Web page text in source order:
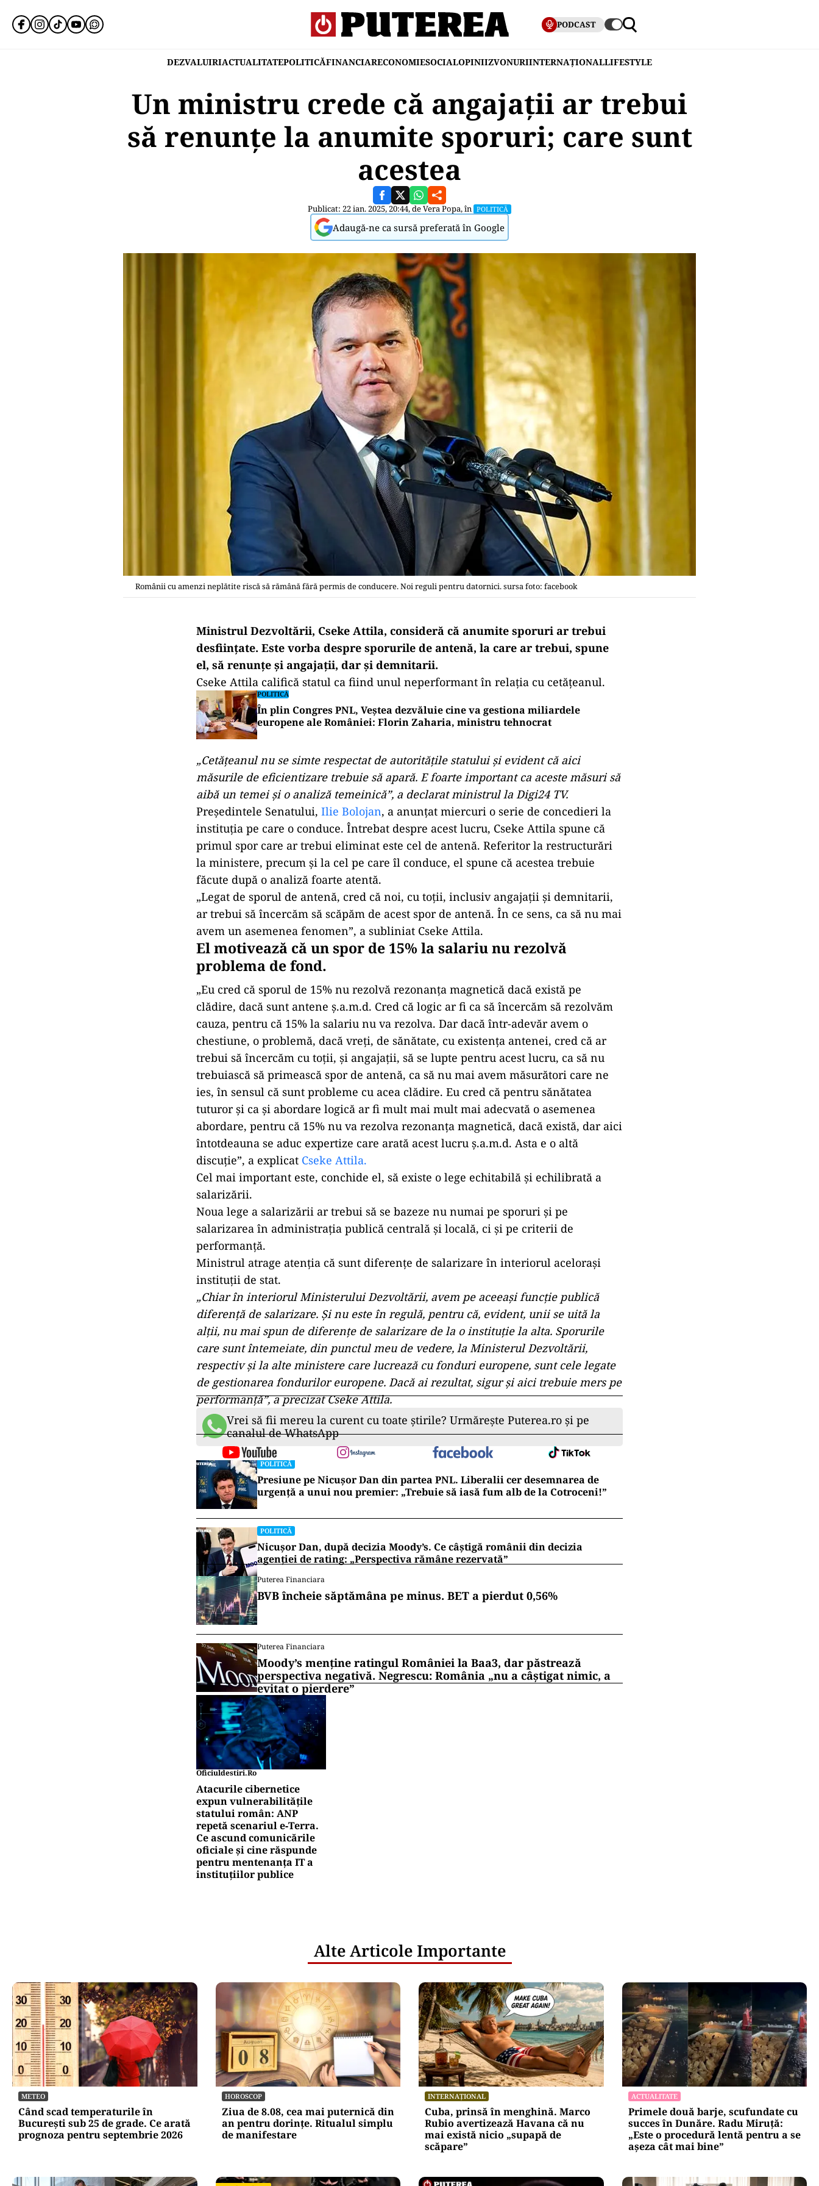
PODCAST
DEZVALUIRIACTUALITATEPOLITICĂFINANCIARECONOMIESOCIALOPINIIZVONURIINTERNAȚIONALLIFESTYLE
Un ministru crede că angajații ar trebui
să renunțe la anumite sporuri; care sunt
acestea
Publicat: 22 ian. 2025, 20:44, deVera Popa, în POLITICĂ
Adaugă-ne ca sursă preferată în Google
Românii cu amenzi neplătite riscă să rămână fără permis de conducere. Noi reguli pentru datornici. sursa foto: facebook
Ministrul Dezvoltării, Cseke Attila, consideră că anumite sporuri ar trebui
desființate. Este vorba despre sporurile de antenă, la care ar trebui, spune
el, să renunțe și angajații, dar și demnitarii.
Cseke Attila califică statul ca fiind unul neperformant în relaţia cu cetăţeanul.
POLITICĂ
În plin Congres PNL, Veștea dezvăluie cine va gestiona miliardele
europene ale României: Florin Zaharia, ministru tehnocrat
„Cetăţeanul nu se simte respectat de autorităţile statului şi evident că aici
măsurile de eficientizare trebuie să apară. E foarte important ca aceste măsuri să
aibă un temei şi o analiză temeinică”, a declarat ministrul la Digi24 TV.
Președintele Senatului, Ilie Bolojan, a anunțat miercuri o serie de concedieri la
instituția pe care o conduce. Întrebat despre acest lucru, Cseke Attila spune că
primul spor care ar trebui eliminat este cel de antenă. Referitor la restructurări
la ministere, precum și la cel pe care îl conduce, el spune că acestea trebuie
făcute după o analiză foarte atentă.
„Legat de sporul de antenă, cred că noi, cu toţii, inclusiv angajaţii şi demnitarii,
ar trebui să încercăm să scăpăm de acest spor de antenă. În ce sens, ca să nu mai
avem un asemenea fenomen”, a subliniat Cseke Attila.
El motivează că un spor de 15% la salariu nu rezolvă
problema de fond.
„Eu cred că sporul de 15% nu rezolvă rezonanţa magnetică dacă există pe
clădire, dacă sunt antene ş.a.m.d. Cred că logic ar fi ca să încercăm să rezolvăm
cauza, pentru că 15% la salariu nu va rezolva. Dar dacă într-adevăr avem o
chestiune, o problemă, dacă vreţi, de sănătate, cu existenţa antenei, cred că ar
trebui să încercăm cu toţii, şi angajaţii, să se lupte pentru acest lucru, ca să nu
trebuiască să primească spor de antenă, ca să nu mai avem măsurători care ne
ies, în sensul că sunt probleme cu acea clădire. Eu cred că pentru sănătatea
tuturor şi ca şi abordare logică ar fi mult mai mult mai adecvată o asemenea
abordare, pentru că 15% nu va rezolva rezonanţa magnetică, dacă există, dar aici
întotdeauna se aduc expertize care arată acest lucru ş.a.m.d. Asta e o altă
discuţie”, a explicat Cseke Attila.
Cel mai important este, conchide el, să existe o lege echitabilă și echilibrată a
salarizării.
Noua lege a salarizării ar trebui să se bazeze nu numai pe sporuri şi pe
salarizarea în administraţia publică centrală şi locală, ci și pe criterii de
performanţă.
Ministrul atrage atenția că sunt diferenţe de salarizare în interiorul acelorași
instituții de stat.
„Chiar în interiorul Ministerului Dezvoltării, avem pe aceeaşi funcţie publică
diferenţă de salarizare. Şi nu este în regulă, pentru că, evident, unii se uită la
alţii, nu mai spun de diferenţe de salarizare de la o instituţie la alta. Sporurile
care sunt întemeiate, din punctul meu de vedere, la Ministerul Dezvoltării,
respectiv şi la alte ministere care lucrează cu fonduri europene, sunt cele legate
de gestionarea fondurilor europene. Dacă ai rezultat, sigur şi aici trebuie mers pe
performanţă”, a precizat Cseke Attila.
Vrei să fii mereu la curent cu toate știrile? Urmărește Puterea.ro și pe
canalul de WhatsApp
POLITICĂ
Presiune pe Nicușor Dan din partea PNL. Liberalii cer desemnarea de
urgență a unui nou premier: „Trebuie să iasă fum alb de la Cotroceni!”
POLITICĂ
Nicușor Dan, după decizia Moody’s. Ce câștigă românii din decizia
agenției de rating: „Perspectiva rămâne rezervată”
Puterea Financiara
BVB încheie săptămâna pe minus. BET a pierdut 0,56%
Puterea Financiara
Moody’s menține ratingul României la Baa3, dar păstrează
perspectiva negativă. Negrescu: România „nu a câștigat nimic, a
evitat o pierdere”
Oficiuldestiri.ro
Atacurile cibernetice
expun vulnerabilitățile
statului român: ANP
repetă scenariul e‑Terra.
Ce ascund comunicările
oficiale și cine răspunde
pentru mentenanța IT a
instituțiilor publice
Alte Articole Importante
METEO
Când scad temperaturile în
București sub 25 de grade. Ce arată
prognoza pentru septembrie 2026
HOROSCOP
Ziua de 8.08, cea mai puternică din
an pentru dorințe. Ritualul simplu
de manifestare
INTERNAȚIONAL
Cuba, prinsă în menghină. Marco
Rubio avertizează Havana că nu
mai există nicio „supapă de
scăpare”
ACTUALITATE
Primele două barje, scufundate cu
succes în Dunăre. Radu Miruță:
„Este o procedură lentă pentru a se
așeza cât mai bine”